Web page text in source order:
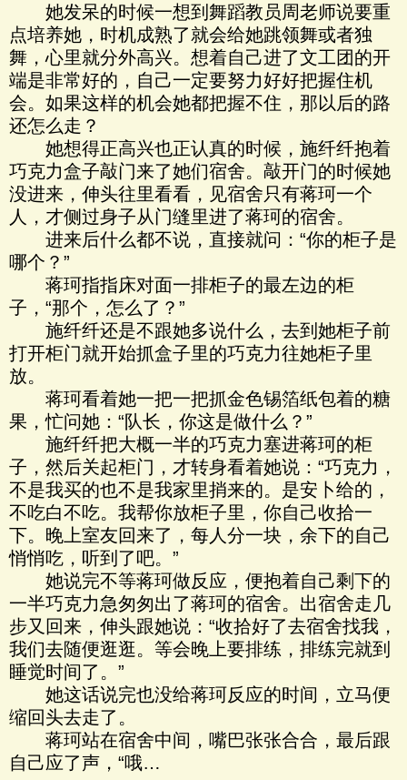
她发呆的时候一想到舞蹈教员周老师说要重
点培养她，时机成熟了就会给她跳领舞或者独
舞，心里就分外高兴。想着自己进了文工团的开
端是非常好的，自己一定要努力好好把握住机
会。如果这样的机会她都把握不住，那以后的路
还怎么走？
她想得正高兴也正认真的时候，施纤纤抱着
巧克力盒子敲门来了她们宿舍。敲开门的时候她
没进来，伸头往里看看，见宿舍只有蒋珂一个
人，才侧过身子从门缝里进了蒋珂的宿舍。
进来后什么都不说，直接就问：“你的柜子是
哪个？”
蒋珂指指床对面一排柜子的最左边的柜
子，“那个，怎么了？”
施纤纤还是不跟她多说什么，去到她柜子前
打开柜门就开始抓盒子里的巧克力往她柜子里
放。
蒋珂看着她一把一把抓金色锡箔纸包着的糖
果，忙问她：“队长，你这是做什么？”
施纤纤把大概一半的巧克力塞进蒋珂的柜
子，然后关起柜门，才转身看着她说：“巧克力，
不是我买的也不是我家里捎来的。是安卜给的，
不吃白不吃。我帮你放柜子里，你自己收拾一
下。晚上室友回来了，每人分一块，余下的自己
悄悄吃，听到了吧。”
她说完不等蒋珂做反应，便抱着自己剩下的
一半巧克力急匆匆出了蒋珂的宿舍。出宿舍走几
步又回来，伸头跟她说：“收拾好了去宿舍找我，
我们去随便逛逛。等会晚上要排练，排练完就到
睡觉时间了。”
她这话说完也没给蒋珂反应的时间，立马便
缩回头去走了。
蒋珂站在宿舍中间，嘴巴张张合合，最后跟
自己应了声，“哦…